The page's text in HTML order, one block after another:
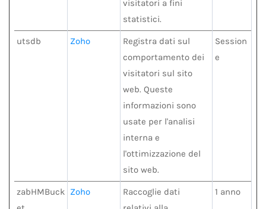
visitatori a fini
statistici.
utsdb Zoho
Registra dati sul
comportamento dei
visitatori sul sito
web. Queste
informazioni sono
usate per l'analisi
interna e
l'ottimizzazione del
sito web.
Session
e
zabHMBuck Zoho
Raccoglie dati
1 anno